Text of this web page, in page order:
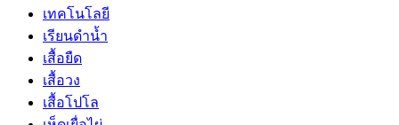
เทคโนโลยี
เรียนดำน้ำ
เสื้อยืด
เสื้อวง
เสื้อโปโล